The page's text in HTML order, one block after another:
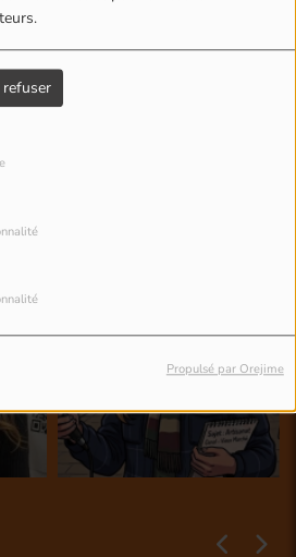
Propulsé par Orejime